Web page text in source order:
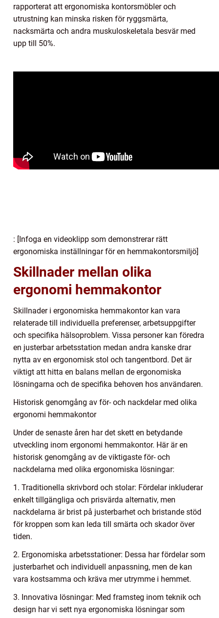
rapporterat att ergonomiska kontorsmöbler och
utrustning kan minska risken för ryggsmärta,
nacksmärta och andra muskuloskeletala besvär med
upp till 50%.
: [Infoga en videoklipp som demonstrerar rätt
ergonomiska inställningar för en hemmakontorsmiljö]
Skillnader mellan olika
ergonomi hemmakontor
Skillnader i ergonomiska hemmakontor kan vara
relaterade till individuella preferenser, arbetsuppgifter
och specifika hälsoproblem. Vissa personer kan föredra
en justerbar arbetsstation medan andra kanske drar
nytta av en ergonomisk stol och tangentbord. Det är
viktigt att hitta en balans mellan de ergonomiska
lösningarna och de specifika behoven hos användaren.
Historisk genomgång av för- och nackdelar med olika
ergonomi hemmakontor
Under de senaste åren har det skett en betydande
utveckling inom ergonomi hemmakontor. Här är en
historisk genomgång av de viktigaste för- och
nackdelarna med olika ergonomiska lösningar:
1. Traditionella skrivbord och stolar: Fördelar inkluderar
enkelt tillgängliga och prisvärda alternativ, men
nackdelarna är brist på justerbarhet och bristande stöd
för kroppen som kan leda till smärta och skador över
tiden.
2. Ergonomiska arbetsstationer: Dessa har fördelar som
justerbarhet och individuell anpassning, men de kan
vara kostsamma och kräva mer utrymme i hemmet.
3. Innovativa lösningar: Med framsteg inom teknik och
design har vi sett nya ergonomiska lösningar som